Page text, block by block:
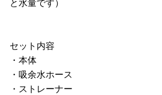
と水量です）
セット内容
・本体
・吸余水ホース
・ストレーナー